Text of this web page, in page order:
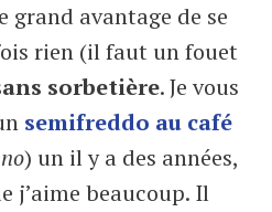
grand avantage de se
rien (il faut un fouet
sorbetière. Je vous
semifreddo au café
) un il y a des années,
j’aime beaucoup. Il